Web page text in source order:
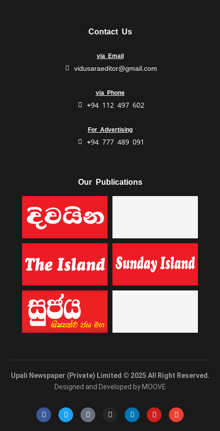
Contact Us
via Email
vidusaraeditor@gmail.com
via Phone
+94 112 497 602
For Advertising
+94 777 489 091
Our Publications
Upali Newspaper (Private) Limited © 2025 All Right Reserved.
Designed and Developed by MOOVE